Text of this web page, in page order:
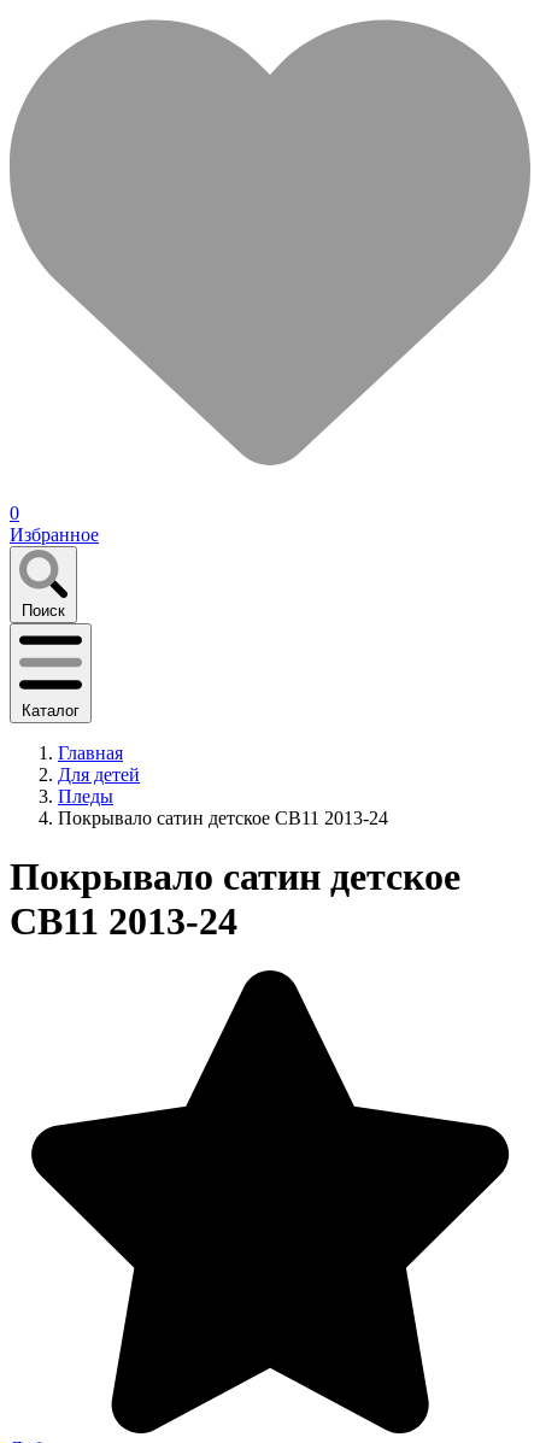
0
Избранное
Поиск
Каталог
Главная
Для детей
Пледы
Покрывало сатин детское CB11 2013-24
Покрывало сатин детское
CB11 2013-24